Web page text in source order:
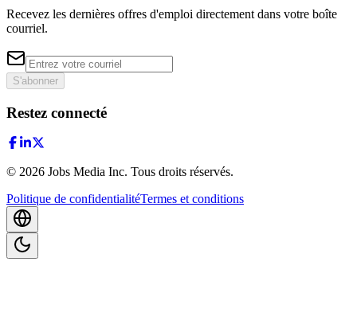
Recevez les dernières offres d'emploi directement dans votre boîte
courriel.
S'abonner
Restez connecté
© 2026 Jobs Media Inc. Tous droits réservés.
Politique de confidentialitéTermes et conditions